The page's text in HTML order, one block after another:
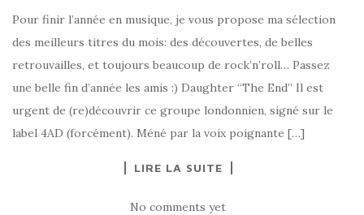
Pour finir l’année en musique, je vous propose ma sélection
des meilleurs titres du mois: des découvertes, de belles
retrouvailles, et toujours beaucoup de rock’n’roll… Passez
une belle fin d’année les amis :) Daughter “The End” Il est
urgent de (re)découvrir ce groupe londonnien, signé sur le
label 4AD (forcément). Méné par la voix poignante […]
LIRE LA SUITE
No comments yet